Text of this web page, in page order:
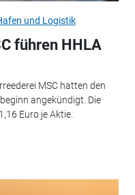
und Logistik
führen HHLA
MSC hatten den
angekündigt. Die
Euro je Aktie.